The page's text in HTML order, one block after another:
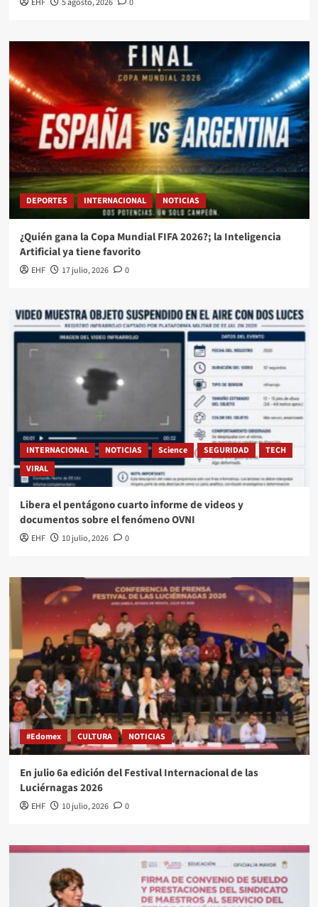
EHF 5 agosto, 2026 0
DEPORTES INTERNACIONAL NOTICIAS
¿Quién gana la Copa Mundial FIFA 2026?; la Inteligencia
Artificial ya tiene favorito
EHF 17 julio, 2026 0
INTERNACIONAL NOTICIAS Science SEGURIDAD
TECH
VIRAL
Libera el pentágono cuarto informe de videos y
documentos sobre el fenómeno OVNI
EHF 10 julio, 2026 0
#Edomex CULTURA NOTICIAS
En julio 6a edición del Festival Internacional de las
Luciérnagas 2026
EHF 10 julio, 2026 0